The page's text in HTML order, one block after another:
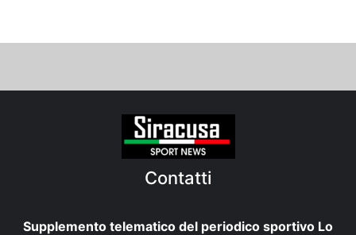
Contatti
Supplemento telematico del periodico sportivo Lo